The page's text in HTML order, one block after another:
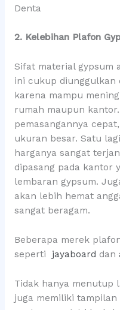
Denta
2. Kelebihan Plafon
Sifat material gypsum
ini cukup diunggulkan
karena mampu
rumah maupun
pemasangannya
ukuran besar. Satu
harganya sangat
dipasang pada kantor
lembaran gypsum.
akan lebih hemat
sangat beragam.
Beberapa merek
seperti jayaboard dan
Tidak hanya menutup
juga memiliki